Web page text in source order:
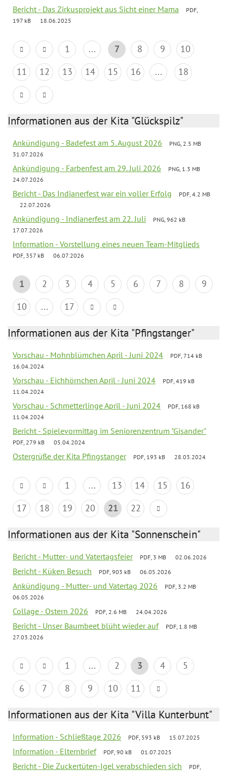
Bericht - Das Zirkusprojekt aus Sicht einer Mama
PDF,
197 kB
18.06.2025
1 ... 7 8 9
10
11
12 13 14 15 16 ... 18
Informationen aus der Kita "Glückspilz"
Ankündigung - Badefest am 5. August 2026
PNG, 2.5 MB
31.07.2026
Ankündigung - Farbenfest am 29. Juli 2026
PNG, 1.3 MB
24.07.2026
Bericht - Das Indianerfest war ein voller Erfolg
PDF, 4.2 MB
22.07.2026
Ankündigung - Indianerfest am 22. Juli
PNG, 962 kB
17.07.2026
Information - Vorstellung eines neuen Team-Mitglieds
PDF, 357 kB 06.07.2026
1 2 3 4 5 6 7 8
9
10
... 17
Informationen aus der Kita "Pfingstanger"
Vorschau - Mohnblümchen April - Juni 2024
PDF, 714 kB
16.04.2024
Vorschau - Eichhörnchen April - Juni 2024
PDF, 419 kB
11.04.2024
Vorschau - Schmetterlinge April - Juni 2024
PDF, 168 kB
11.04.2024
Bericht - Spielevormittag im Seniorenzentrum "Gisander"
PDF, 279 kB 05.04.2024
Ostergrüße der Kita Pfingstanger PDF, 193 kB 28.03.2024
1 ... 13 14 15
16
17
18 19 20 21 22
Informationen aus der Kita "Sonnenschein"
Bericht - Mutter- und Vatertagsfeier PDF, 3 MB 02.06.2026
Bericht - Küken Besuch PDF, 903 kB 06.05.2026
Ankündigung - Mutter- und Vatertag 2026
PDF, 3.2 MB
06.05.2026
Collage - Ostern 2026 PDF, 2.6 MB 24.04.2026
Bericht - Unser Baumbeet blüht wieder auf
PDF, 1.8 MB
27.03.2026
1 ... 2 3 4
5
6
7 8 9 10 11
Informationen aus der Kita "Villa Kunterbunt"
Information - Schließtage 2026 PDF, 593 kB 15.07.2025
Information - Elternbrief PDF, 90 kB 01.07.2025
Bericht - Die Zuckertüten-Igel verabschieden sich PDF,